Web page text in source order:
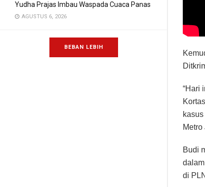
Yudha Prajas Imbau Waspada Cuaca Panas
AGUSTUS 6, 2026
BEBAN LEBIH
“Hari
Budi
di